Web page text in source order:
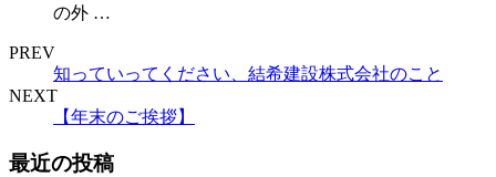
の外 …
PREV
知っていってください、結希建設株式会社のこと
NEXT
【年末のご挨拶】
最近の投稿